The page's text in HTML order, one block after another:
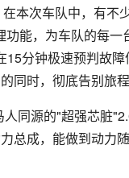
本次车队中，有不
能，为车队的每
分钟极速预判故
同时，彻底告别旅程
同源的"超强芯脏
总成，能做到动力